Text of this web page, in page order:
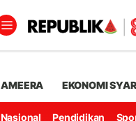
AMEERA EKONOMI
Nasional Pendidikan